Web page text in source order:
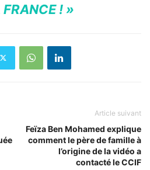
FRANCE ! »
Article suivant
Feïza Ben Mohamed explique
comment le père de famille à
l’origine de la vidéo a
contacté le CCIF